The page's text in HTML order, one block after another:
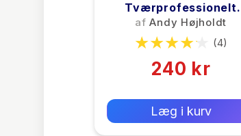
Tværprofessionelt
Samarbejde
afAndy Højholdt
(4)
240 kr
Læg i kurv